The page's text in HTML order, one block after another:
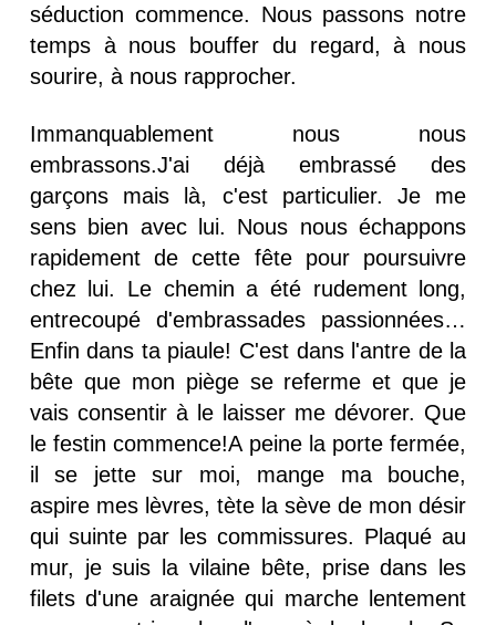
séduction commence. Nous passons notre
temps à nous bouffer du regard, à nous
sourire, à nous rapprocher.
Immanquablement nous nous
embrassons.J'ai déjà embrassé des
garçons mais là, c'est particulier. Je me
sens bien avec lui. Nous nous échappons
rapidement de cette fête pour poursuivre
chez lui. Le chemin a été rudement long,
entrecoupé d'embrassades passionnées…
Enfin dans ta piaule! C'est dans l'antre de la
bête que mon piège se referme et que je
vais consentir à le laisser me dévorer. Que
le festin commence!A peine la porte fermée,
il se jette sur moi, mange ma bouche,
aspire mes lèvres, tète la sève de mon désir
qui suinte par les commissures. Plaqué au
mur, je suis la vilaine bête, prise dans les
filets d'une araignée qui marche lentement